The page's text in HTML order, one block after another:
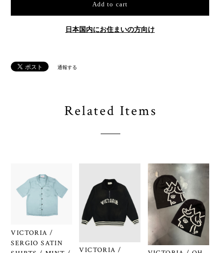
Add to cart
日本国内にお住まいの方向け
通報する
Related Items
VICTORIA /
SERGIO SATIN
VICTORIA /